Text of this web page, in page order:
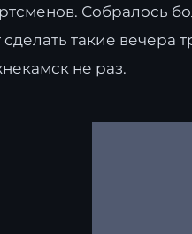
Собралось
такие вечера
не раз.